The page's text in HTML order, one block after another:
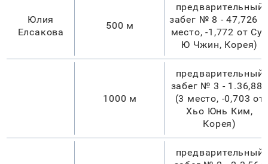
Юлия
Елсакова
500 м
предварительный
забег № 8 - 47,726
место, -1,772 от Сун
Ю Чжин, Корея)
1000 м
предварительный
забег № 3 - 1.36,885
(3 место, -0,703 от
Хьо Юнь Ким,
Корея)
предварительный